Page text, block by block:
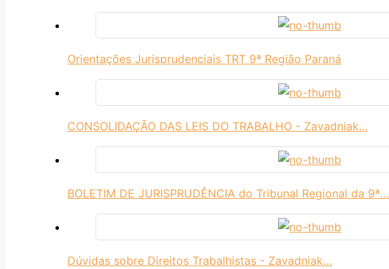
Orientações Jurisprudenciais TRT 9ª Região Paraná
CONSOLIDAÇÃO DAS LEIS DO TRABALHO - Zavadniak…
BOLETIM DE JURISPRUDÊNCIA do Tribunal Regional da 9ª…
Dúvidas sobre Direitos Trabalhistas - Zavadniak…